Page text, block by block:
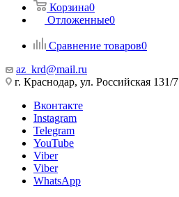
Корзина0
Отложенные0
Сравнение товаров0
az_krd@mail.ru
г. Краснодар, ул. Российская 131/7
Вконтакте
Instagram
Telegram
YouTube
Viber
Viber
WhatsApp